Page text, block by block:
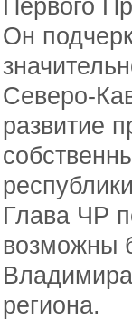
Первого
Он
Северо-
развитие
Глава ЧР
возможны
региона.